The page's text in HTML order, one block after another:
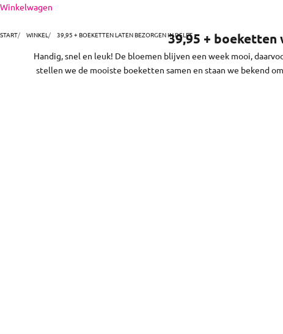
Naar inhoud
Winkelwagen
START WINKEL 39,95 + BOEKETTEN LATEN BEZORGEN IN DELFT
niet. En zo makkelijk! Kies en bestel je boeket online. Doe
39,95 +
Handig, snel en leuk! De bloemen blijven een week mooi,
stellen we de mooiste boeketten samen en staan we bekend